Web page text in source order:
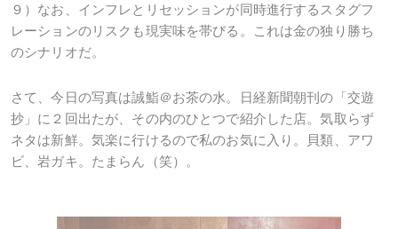
９）なお、インフレとリセッションが同時進行するスタグフ
レーションのリスクも現実味を帯びる。これは金の独り勝ち
のシナリオだ。
さて、今日の写真は誠鮨＠お茶の水。日経新聞朝刊の「交遊
抄」に２回出たが、その内のひとつで紹介した店。気取らず
ネタは新鮮。気楽に行けるので私のお気に入り。貝類、アワ
ビ、岩ガキ。たまらん（笑）。